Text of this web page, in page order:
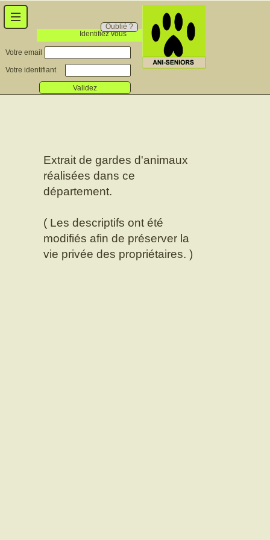
Identifiez vous
Oublié ?
Votre email
Votre identifiant
Validez
Extrait de gardes d'animaux
réalisées dans ce
département.
( Les descriptifs ont été
modifiés afin de préserver la
vie privée des propriétaires. )